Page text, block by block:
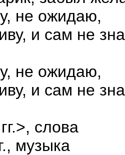
не ожидаю,
и сам не
не ожидаю,
и сам не
слова
музыка